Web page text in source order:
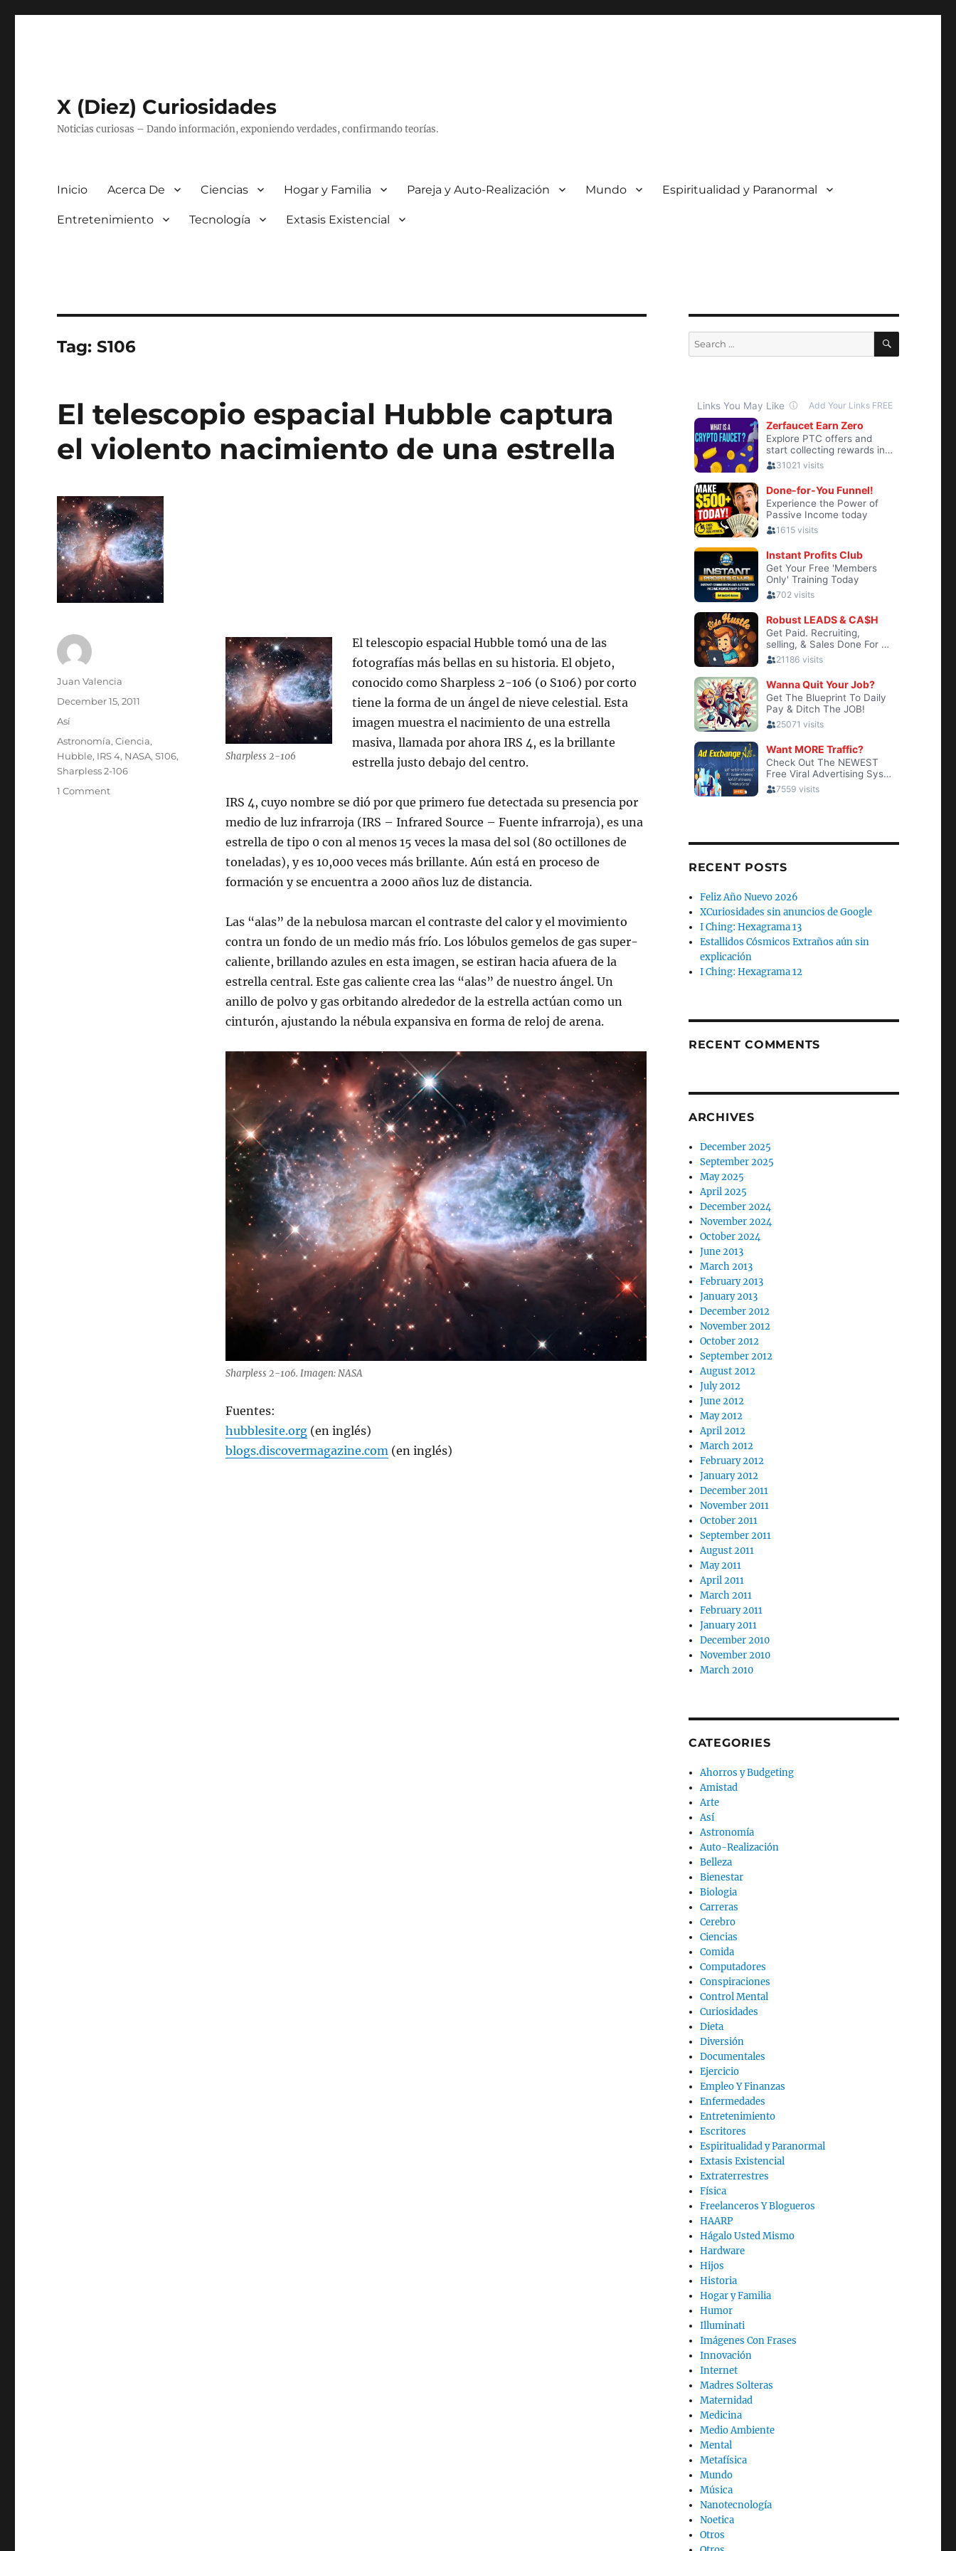
X (Diez) Curiosidades
Noticias curiosas – Dando información, exponiendo verdades, confirmando teorías.
Inicio Acerca De Ciencias Hogar y Familia Pareja y Auto-Realización Mundo Espiritualidad y Paranormal
Entretenimiento Tecnología Extasis Existencial
Tag:S106
El telescopio espacial Hubble captura
el violento nacimiento de una estrella
Sharpless 2-106
El telescopio espacial Hubble tomó una de las
fotografías más bellas en su historia. El objeto,
conocido como Sharpless 2-106 (o S106) por corto
tiene la forma de un ángel de nieve celestial. Esta
imagen muestra el nacimiento de una estrella
masiva, llamada por ahora IRS 4, es la brillante
estrella justo debajo del centro.
IRS 4, cuyo nombre se dió por que primero fue detectada su presencia por
medio de luz infrarroja (IRS – Infrared Source – Fuente infrarroja), es una
estrella de tipo 0 con al menos 15 veces la masa del sol (80 octillones de
toneladas), y es 10,000 veces más brillante. Aún está en proceso de
formación y se encuentra a 2000 años luz de distancia.
Las “alas” de la nebulosa marcan el contraste del calor y el movimiento
contra un fondo de un medio más frío. Los lóbulos gemelos de gas super-
caliente, brillando azules en esta imagen, se estiran hacia afuera de la
estrella central. Este gas caliente crea las “alas” de nuestro ángel. Un
anillo de polvo y gas orbitando alrededor de la estrella actúan como un
cinturón, ajustando la nébula expansiva en forma de reloj de arena.
Sharpless 2-106. Imagen: NASA
Fuentes:
hubblesite.org(en inglés)
blogs.discovermagazine.com (en inglés)
Author
Juan Valencia
Posted
December 15, 2011
Categories
Así
Tags
Astronomía,Ciencia,
Hubble, IRS 4, NASA,S106,
Sharpless 2-106
1 Commenton
Search
for:
SEARCH
RECENT POSTS
Feliz Año Nuevo 2026
XCuriosidades sin anuncios de Google
I Ching: Hexagrama 13
Estallidos Cósmicos Extraños aún sin
explicación
I Ching: Hexagrama 12
RECENT COMMENTS
ARCHIVES
December 2025
September 2025
May 2025
April 2025
December 2024
November 2024
October 2024
June 2013
March 2013
February 2013
January 2013
December 2012
November 2012
October 2012
September 2012
August 2012
July 2012
June 2012
May 2012
April 2012
March 2012
February 2012
January 2012
December 2011
November 2011
October 2011
September 2011
August 2011
May 2011
April 2011
March 2011
February 2011
January 2011
December 2010
November 2010
March 2010
CATEGORIES
Ahorros y Budgeting
Amistad
Arte
Así
Astronomía
Auto-Realización
Belleza
Bienestar
Biologia
Carreras
Cerebro
Ciencias
Comida
Computadores
Conspiraciones
Control Mental
Curiosidades
Dieta
Diversión
Documentales
Ejercicio
Empleo Y Finanzas
Enfermedades
Entretenimiento
Escritores
Espiritualidad y Paranormal
Extasis Existencial
Extraterrestres
Física
Freelanceros Y Blogueros
HAARP
Hágalo Usted Mismo
Hardware
Hijos
Historia
Hogar y Familia
Humor
Illuminati
Imágenes Con Frases
Innovación
Internet
Madres Solteras
Maternidad
Medicina
Medio Ambiente
Mental
Metafísica
Mundo
Música
Nanotecnología
Noetica
Otros